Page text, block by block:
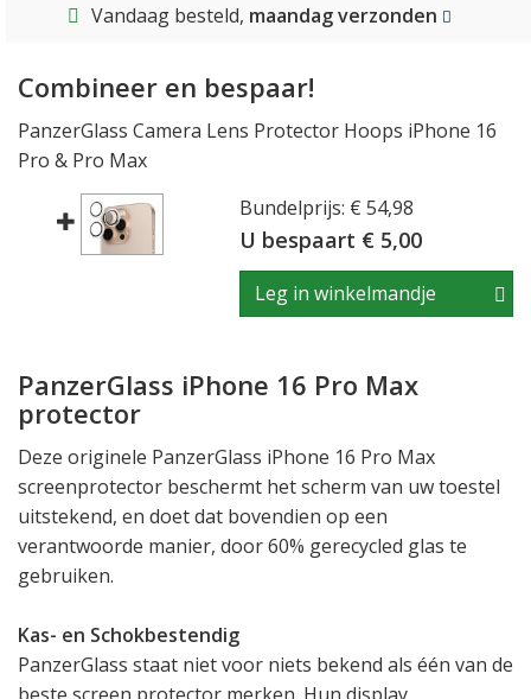
Vandaag besteld, maandag verzonden
Combineer en bespaar!
PanzerGlass Camera Lens Protector Hoops iPhone 16
Pro & Pro Max
Bundelprijs: € 54,98
U bespaart € 5,00
Leg in winkelmandje
PanzerGlass iPhone 16 Pro Max
protector
Deze originele PanzerGlass iPhone 16 Pro Max
screenprotector beschermt het scherm van uw toestel
uitstekend, en doet dat bovendien op een
verantwoorde manier, door 60% gerecycled glas te
gebruiken.
Kas- en Schokbestendig
PanzerGlass staat niet voor niets bekend als één van de
beste screen protector merken. Hun display